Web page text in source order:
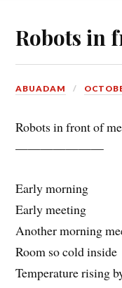
Robots in
ABUADAM
Robots in front of me
———————
Early morning
Early meeting
Another morning
Room so cold inside
Temperature rising